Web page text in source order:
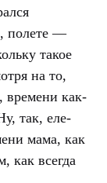
полете —
такое
на то,
времени как-
так, еле-
мама, как
как всегда